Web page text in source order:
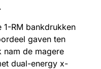
RM bankdrukken
gaven ten
de magere
dual-energy x-